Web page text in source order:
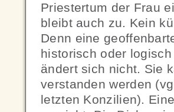
Priestertum der Frau
bleibt auch zu. Kein
Denn eine
historisch oder
ändert sich nicht. Sie
verstanden werden
letzten Konzilien).